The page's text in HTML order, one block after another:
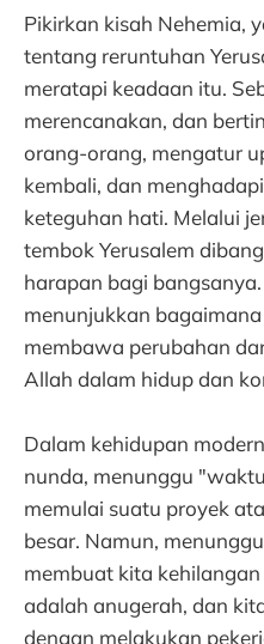
Pikirkan kisah Nehemia,
tentang reruntuhan
meratapi keadaan itu.
merencanakan, dan
orang-orang, mengatur
kembali, dan
keteguhan hati. Melalui
tembok Yerusalem
harapan bagi
menunjukkan
membawa perubahan
Allah dalam hidup dan
Dalam kehidupan
nunda, menunggu
memulai suatu proyek
besar. Namun,
membuat kita
adalah anugerah, dan
dengan melakukan